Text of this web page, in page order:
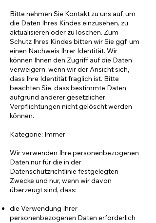
Bitte nehmen Sie Kontakt zu uns auf, um
die Daten Ihres Kindes einzusehen, zu
aktualisieren oder zu löschen. Zum
Schutz Ihres Kindes bitten wir Sie ggf. um
einen Nachweis Ihrer Identität. Wir
können Ihnen den Zugriff auf die Daten
verweigern, wenn wir der Ansicht sich,
dass Ihre Identität fraglich ist. Bitte
beachten Sie, dass bestimmte Daten
aufgrund anderer gesetzlicher
Verpflichtungen nicht gelöscht werden
können.
Kategorie: Immer
Wir verwenden Ihre personenbezogenen
Daten nur für die in der
Datenschutzrichtlinie festgelegten
Zwecke und nur, wenn wir davon
überzeugt sind, dass:
die Verwendung Ihrer
personenbezogenen Daten erforderlich